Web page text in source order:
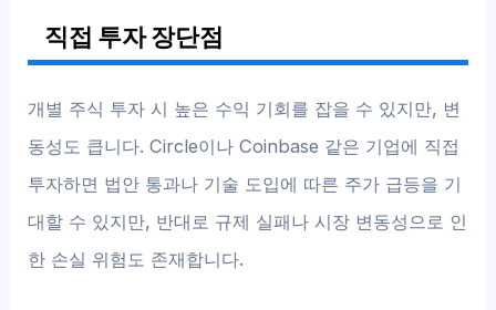
직접 투자 장단점
개별 주식 투자 시 높은 수익 기회를 잡을 수 있지만, 변
동성도 큽니다. Circle이나 Coinbase 같은 기업에 직접
투자하면 법안 통과나 기술 도입에 따른 주가 급등을 기
대할 수 있지만, 반대로 규제 실패나 시장 변동성으로 인
한 손실 위험도 존재합니다.